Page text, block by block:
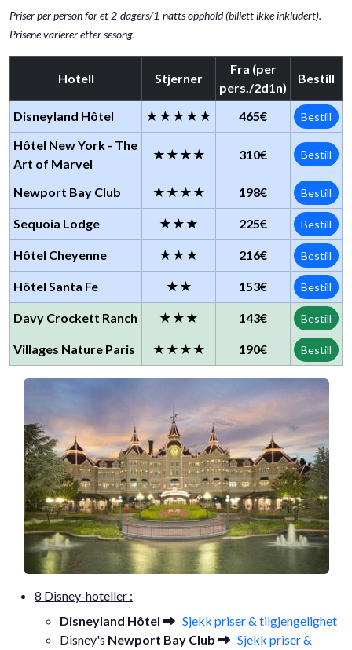
Priser per person for et 2-dagers/1-natts opphold (billett ikke inkludert).
Prisene varierer etter sesong.
Hotell Stjerner
Fra (per
pers./2d1n)
Bestill
Disneyland Hôtel ★★★★★ 465€ Bestill
Hôtel New York - The
Art of Marvel
★★★★ 310€ Bestill
Newport Bay Club ★★★★ 198€ Bestill
Sequoia Lodge ★★★ 225€ Bestill
Hôtel Cheyenne ★★★ 216€ Bestill
Hôtel Santa Fe ★★ 153€ Bestill
Davy Crockett Ranch ★★★ 143€ Bestill
Villages Nature Paris ★★★★ 190€ Bestill
8 Disney-hoteller :
Disneyland Hôtel
Sjekk priser & tilgjengelighet
Disney's Newport Bay Club
Sjekk priser &